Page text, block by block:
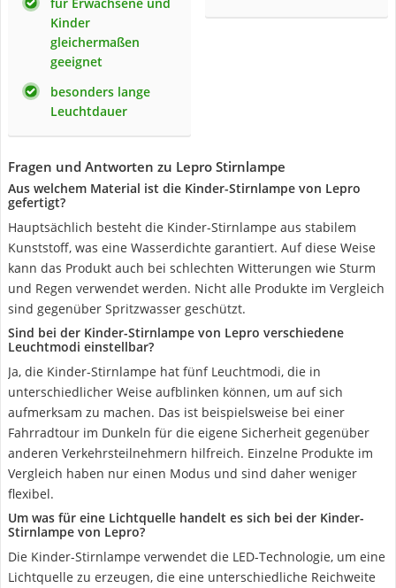
Kinder
gleichermaßen
geeignet
besonders lange
Leuchtdauer
Fragen und Antworten zu Lepro Stirnlampe
Aus welchem Material ist die Kinder-Stirnlampe von Lepro
gefertigt?
Hauptsächlich besteht die Kinder-Stirnlampe aus stabilem
Kunststoff, was eine Wasserdichte garantiert. Auf diese Weise
kann das Produkt auch bei schlechten Witterungen wie Sturm
und Regen verwendet werden. Nicht alle Produkte im Vergleich
sind gegenüber Spritzwasser geschützt.
Sind bei der Kinder-Stirnlampe von Lepro verschiedene
Leuchtmodi einstellbar?
Ja, die Kinder-Stirnlampe hat fünf Leuchtmodi, die in
unterschiedlicher Weise aufblinken können, um auf sich
aufmerksam zu machen. Das ist beispielsweise bei einer
Fahrradtour im Dunkeln für die eigene Sicherheit gegenüber
anderen Verkehrsteilnehmern hilfreich. Einzelne Produkte im
Vergleich haben nur einen Modus und sind daher weniger
flexibel.
Um was für eine Lichtquelle handelt es sich bei der Kinder-
Stirnlampe von Lepro?
Die Kinder-Stirnlampe verwendet die LED-Technologie, um eine
Lichtquelle zu erzeugen, die eine unterschiedliche Reichweite